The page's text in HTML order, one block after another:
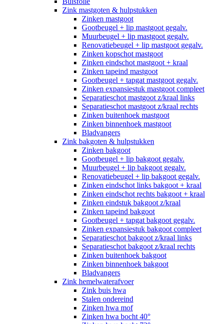
Zink mastgoten & hulpstukken
Zinken mastgoot
Gootbeugel + lip mastgoot gegalv.
Muurbeugel + lip mastgoot gegalv.
Renovatiebeugel + lip mastgoot gegalv.
Zinken kopschot mastgoot
Zinken eindschot mastgoot + kraal
Zinken tapeind mastgoot
Gootbeugel + tapgat mastgoot gegalv.
Zinken expansiestuk mastgoot compleet
Separatieschot mastgoot z/kraal links
Separatieschot mastgoot z/kraal rechts
Zinken buitenhoek mastgoot
Zinken binnenhoek mastgoot
Bladvangers
Zink bakgoten & hulpstukken
Zinken bakgoot
Gootbeugel + lip bakgoot gegalv.
Muurbeugel + lip bakgoot gegalv.
Renovatiebeugel + lip bakgoot gegalv.
Zinken eindschot links bakgoot + kraal
Zinken eindschot rechts bakgoot + kraal
Zinken eindstuk bakgoot z/kraal
Zinken tapeind bakgoot
Gootbeugel + tapgat bakgoot gegalv.
Zinken expansiestuk bakgoot compleet
Separatieschot bakgoot z/kraal links
Separatieschot bakgoot z/kraal rechts
Zinken buitenhoek bakgoot
Zinken binnenhoek bakgoot
Bladvangers
Zink hemelwaterafvoer
Zink buis hwa
Stalen ondereind
Zinken hwa mof
Zinken hwa bocht 40°